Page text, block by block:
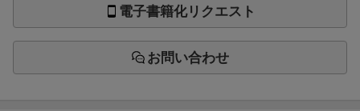
電子書籍化リクエスト
お問い合わせ